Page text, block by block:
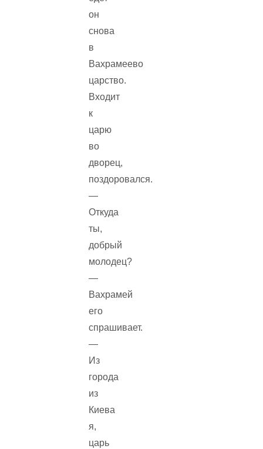
он
снова
в
Вахрамеево
царство.
Входит
к
царю
во
дворец,
поздоровался.
—
Откуда
ты,
добрый
молодец?
—
Вахрамей
его
спрашивает.
—
Из
города
из
Киева
я,
царь